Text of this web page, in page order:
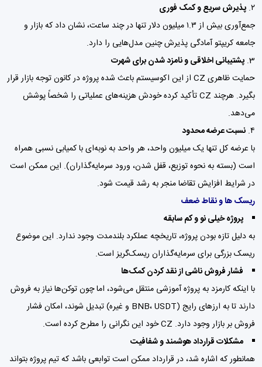
۲. پذیرش سریع و کمک فوری
جمع‌آوری بیش از ۱.۳ میلیون دلار تنها در چند ساعت، نشان داد که بازار و
جامعه کریپتو آمادگی پذیرش چنین مدل‌هایی را دارد.
پشتیبانی اخلاقی و نامزد شدن برای شهرت
حمایت ظاهری CZ از این اکوسیستم باعث شده پروژه در کانون توجه بازار قرار
بگیرد. هرچند CZ تأکید کرده خودش هزینه‌های عملیاتی را شخصاً پوشش
می‌دهد.
۴. نسبت عرضه محدود
با عرضه کل تنها یک میلیون واحد، هر واحد به نوبه‌ای با کمیابی نسبی همراه
است (بسته به نحوه توزیع، قفل شدن، ورود سرمایه‌گذاران). این ممکن است
در شرایط افزایش تقاضا منجر به رشد قیمت شود.
ریسک ها و نقاط ضعف
پروژه‌ خیلی نو و کم سابقه
به دلیل تازه بودن پروژه، تاریخچه عملکرد بلندمدت وجود ندارد. این موضوع
ریسک بزرگی برای سرمایه‌گذاران ریسک‌گریز است.
فشار فروش ناشی از نقد کردن کمک‌ها
با اینکه کارمزد به پروژه آموزشی منتقل می‌شود، اما چون توکن‌ها نیاز به فروش
دارند تا به ارزهای رایج (BNB، USDT و غیره) تبدیل شوند، امکان فشار
فروش بر بازار وجود دارد. CZ خود این نگرانی را مطرح کرده است.
مشکلات قرارداد هوشمند و شفافیت
همانطور که اشاره شد، در قرارداد ممکن است توابعی باشد که تیم پروژه بتواند